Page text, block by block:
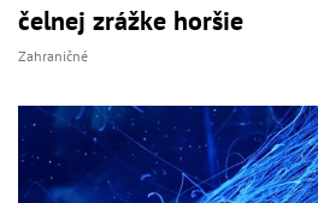
čelnej zrážke horšie
Zahraničné